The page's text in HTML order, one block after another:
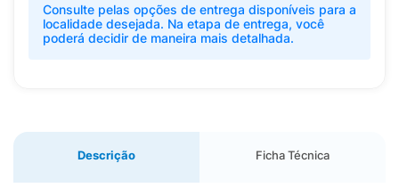
Consulte pelas opções de entrega disponíveis para a
localidade desejada. Na etapa de entrega, você
poderá decidir de maneira mais detalhada.
Descrição Ficha Técnica